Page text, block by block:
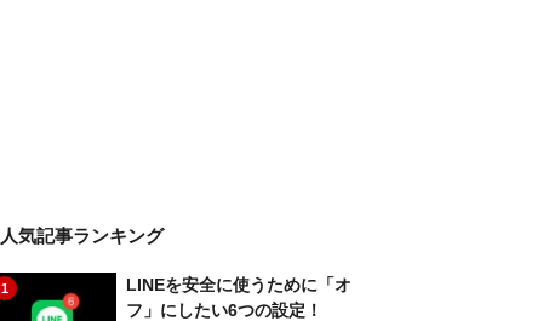
人気記事ランキング
1
LINEを安全に使うために「オ
フ」にしたい6つの設定！